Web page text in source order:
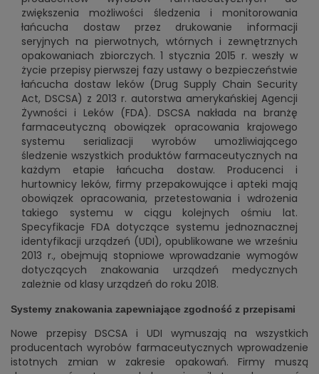
zwiększenia możliwości śledzenia i monitorowania
łańcucha dostaw przez drukowanie informacji
seryjnych na pierwotnych, wtórnych i zewnętrznych
opakowaniach zbiorczych. 1 stycznia 2015 r. weszły w
życie przepisy pierwszej fazy ustawy o bezpieczeństwie
łańcucha dostaw leków (Drug Supply Chain Security
Act, DSCSA) z 2013 r. autorstwa amerykańskiej Agencji
Żywności i Leków (FDA). DSCSA nakłada na branżę
farmaceutyczną obowiązek opracowania krajowego
systemu serializacji wyrobów umożliwiającego
śledzenie wszystkich produktów farmaceutycznych na
każdym etapie łańcucha dostaw. Producenci i
hurtownicy leków, firmy przepakowujące i apteki mają
obowiązek opracowania, przetestowania i wdrożenia
takiego systemu w ciągu kolejnych ośmiu lat.
Specyfikacje FDA dotyczące systemu jednoznacznej
identyfikacji urządzeń (UDI), opublikowane we wrześniu
2013 r., obejmują stopniowe wprowadzanie wymogów
dotyczących znakowania urządzeń medycznych
zależnie od klasy urządzeń do roku 2018.
Systemy znakowania zapewniające zgodność z przepisami
Nowe przepisy DSCSA i UDI wymuszają na wszystkich
producentach wyrobów farmaceutycznych wprowadzenie
istotnych zmian w zakresie opakowań. Firmy muszą